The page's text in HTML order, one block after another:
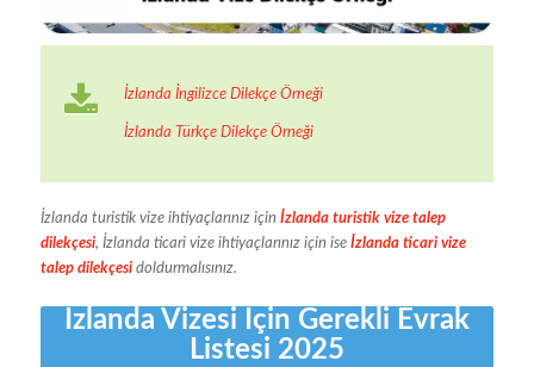
İzlanda İngilizce Dilekçe Örneği
İzlanda Türkçe Dilekçe Örneği
İzlanda turistik vize ihtiyaçlarınız için İzlanda turistik vize talep
dilekçesi, İzlanda ticari vize ihtiyaçlarınız için ise İzlanda ticari vize
talep dilekçesidoldurmalısınız.
İzlanda Vizesi İçin Gerekli Evrak
Listesi 2025